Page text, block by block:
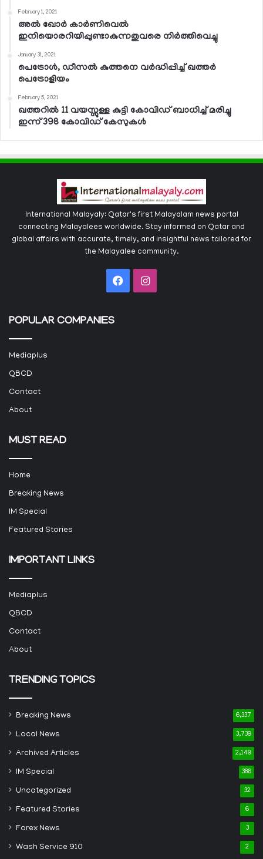
February 1, 2021
അല്‍ ഖോര്‍ കാര്‍ണിവെല്‍
ഇനിയൊരറിയിപ്പുണ്ടാകുന്നതുവരെ നിര്‍ത്തിവെച്ചു
January 31, 2021
പെട്രോള്‍, ഡീസല്‍ കുത്തനെ വര്‍ദ്ധിപ്പിച്ച് ഖത്തര്‍
പെട്രോളിയം
February 5, 2021
ഖത്തറില്‍ 11 വയസ്സുള്ള കുട്ടി കോവിഡ് ബാധിച്ച് മരിച്ചു
ഇന്ന് 398 കോവിഡ് കേസുകള്‍
International Malayaly: Qatar's first Malayalam news portal
connecting Malayalees worldwide. Stay informed on Qatar and
global affairs with accurate, timely, and insightful news tailored for
the Malayalee community.
FacebookInstagram
POPULAR COMPANIES
Mediaplus
QBCD
Contact
About
MUST READ
Home
Breaking News
IM Special
Featured Stories
IMPORTANT LINKS
Mediaplus
QBCD
Contact
About
TRENDING TOPICS
Breaking News 6,337
Local News 3,739
Archived Articles 2,149
IM Special 386
Uncategorized 32
Featured Stories 6
Forex News 3
Wash Service 910 2